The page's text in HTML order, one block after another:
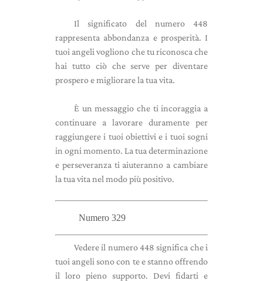
Il significato del numero 448
rappresenta abbondanza e prosperità. I
tuoi angeli vogliono che tu riconosca che
hai tutto ciò che serve per diventare
prospero e migliorare la tua vita.
È un messaggio che ti incoraggia a
continuare a lavorare duramente per
raggiungere i tuoi obiettivi e i tuoi sogni
in ogni momento. La tua determinazione
e perseveranza ti aiuteranno a cambiare
la tua vita nel modo più positivo.
Numero 329
Vedere il numero 448 significa che i
tuoi angeli sono con te e stanno offrendo
il loro pieno supporto. Devi fidarti e